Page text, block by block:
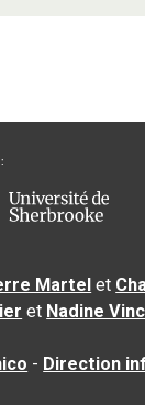
Martel et
et Nadine
- Direction